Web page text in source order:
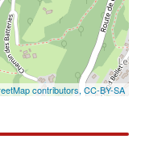
contributors, CC-BY-SA